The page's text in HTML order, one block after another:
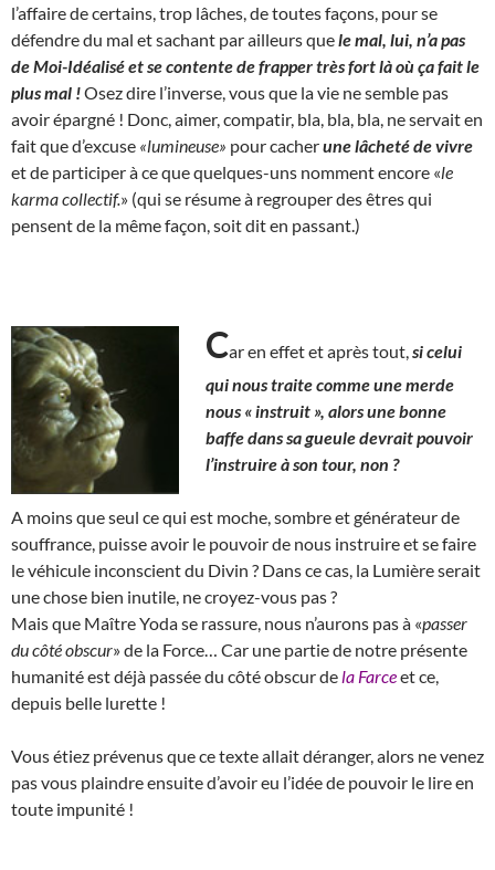
l’affaire de certains, trop lâches, de toutes façons, pour se
défendre du mal et sachant par ailleurs quele mal, lui, n’a pas
de Moi-Idéalisé et se contente de frapper très fort là où ça fait le
plus mal !Osez dire l’inverse, vous que la vie ne semble pas
avoir épargné ! Donc, aimer, compatir, bla, bla, bla, ne servait en
fait que d’excuse «lumineuse» pour cacherune lâcheté de vivre
et de participer à ce que quelques-uns nomment encore «le
karma collectif.» (qui se résume à regrouper des êtres qui
pensent de la même façon, soit dit en passant.)
Car en effet et après tout, si celui
qui nous traite comme une merde
nous « instruit », alors une bonne
baffe dans sa gueule devrait pouvoir
l’instruire à son tour, non ?
A moins que seul ce qui est moche, sombre et générateur de
souffrance, puisse avoir le pouvoir de nous instruire et se faire
le véhicule inconscient du Divin ? Dans ce cas, la Lumière serait
une chose bien inutile, ne croyez-vous pas ?
Mais que Maître Yoda se rassure, nous n’aurons pas à «passer
du côté obscur» de la Force… Car une partie de notre présente
humanité est déjà passée du côté obscur de la Farceet ce,
depuis belle lurette !
Vous étiez prévenus que ce texte allait déranger, alors ne venez
pas vous plaindre ensuite d’avoir eu l’idée de pouvoir le lire en
toute impunité !